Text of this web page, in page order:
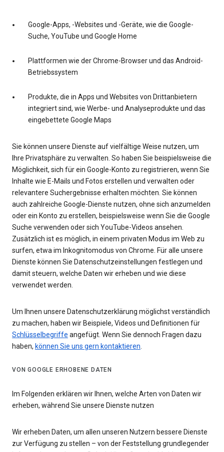
Google-Apps, -Websites und -Geräte, wie die Google-
Suche, YouTube und Google Home
Plattformen wie der Chrome-Browser und das Android-
Betriebssystem
Produkte, die in Apps und Websites von Drittanbietern
integriert sind, wie Werbe- und Analyseprodukte und das
eingebettete Google Maps
Sie können unsere Dienste auf vielfältige Weise nutzen, um
Ihre Privatsphäre zu verwalten. So haben Sie beispielsweise die
Möglichkeit, sich für ein Google-Konto zu registrieren, wenn Sie
Inhalte wie E-Mails und Fotos erstellen und verwalten oder
relevantere Suchergebnisse erhalten möchten. Sie können
auch zahlreiche Google-Dienste nutzen, ohne sich anzumelden
oder ein Konto zu erstellen, beispielsweise wenn Sie die Google
Suche verwenden oder sich YouTube-Videos ansehen.
Zusätzlich ist es möglich, in einem privaten Modus im Web zu
surfen, etwa im Inkognitomodus von Chrome. Für alle unsere
Dienste können Sie Datenschutzeinstellungen festlegen und
damit steuern, welche Daten wir erheben und wie diese
verwendet werden.
Um Ihnen unsere Datenschutzerklärung möglichst verständlich
zu machen, haben wir Beispiele, Videos und Definitionen für
Schlüsselbegriffe angefügt. Wenn Sie dennoch Fragen dazu
haben, können Sie uns gern kontaktieren.
VON GOOGLE ERHOBENE DATEN
Im Folgenden erklären wir Ihnen, welche Arten von Daten wir
erheben, während Sie unsere Dienste nutzen
Wir erheben Daten, um allen unseren Nutzern bessere Dienste
zur Verfügung zu stellen – von der Feststellung grundlegender